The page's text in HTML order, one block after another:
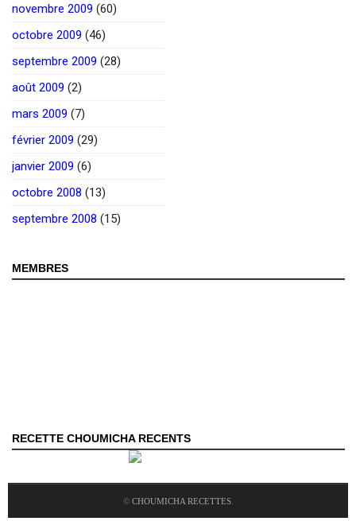
novembre 2009 (60)
octobre 2009 (46)
septembre 2009 (28)
août 2009 (2)
mars 2009 (7)
février 2009 (29)
janvier 2009 (6)
octobre 2008 (13)
septembre 2008 (15)
MEMBRES
RECETTE CHOUMICHA RECENTS
© CHOUMICHA RECETTES.